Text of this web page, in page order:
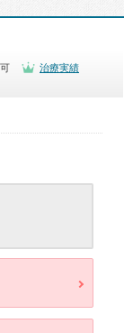
治療実績